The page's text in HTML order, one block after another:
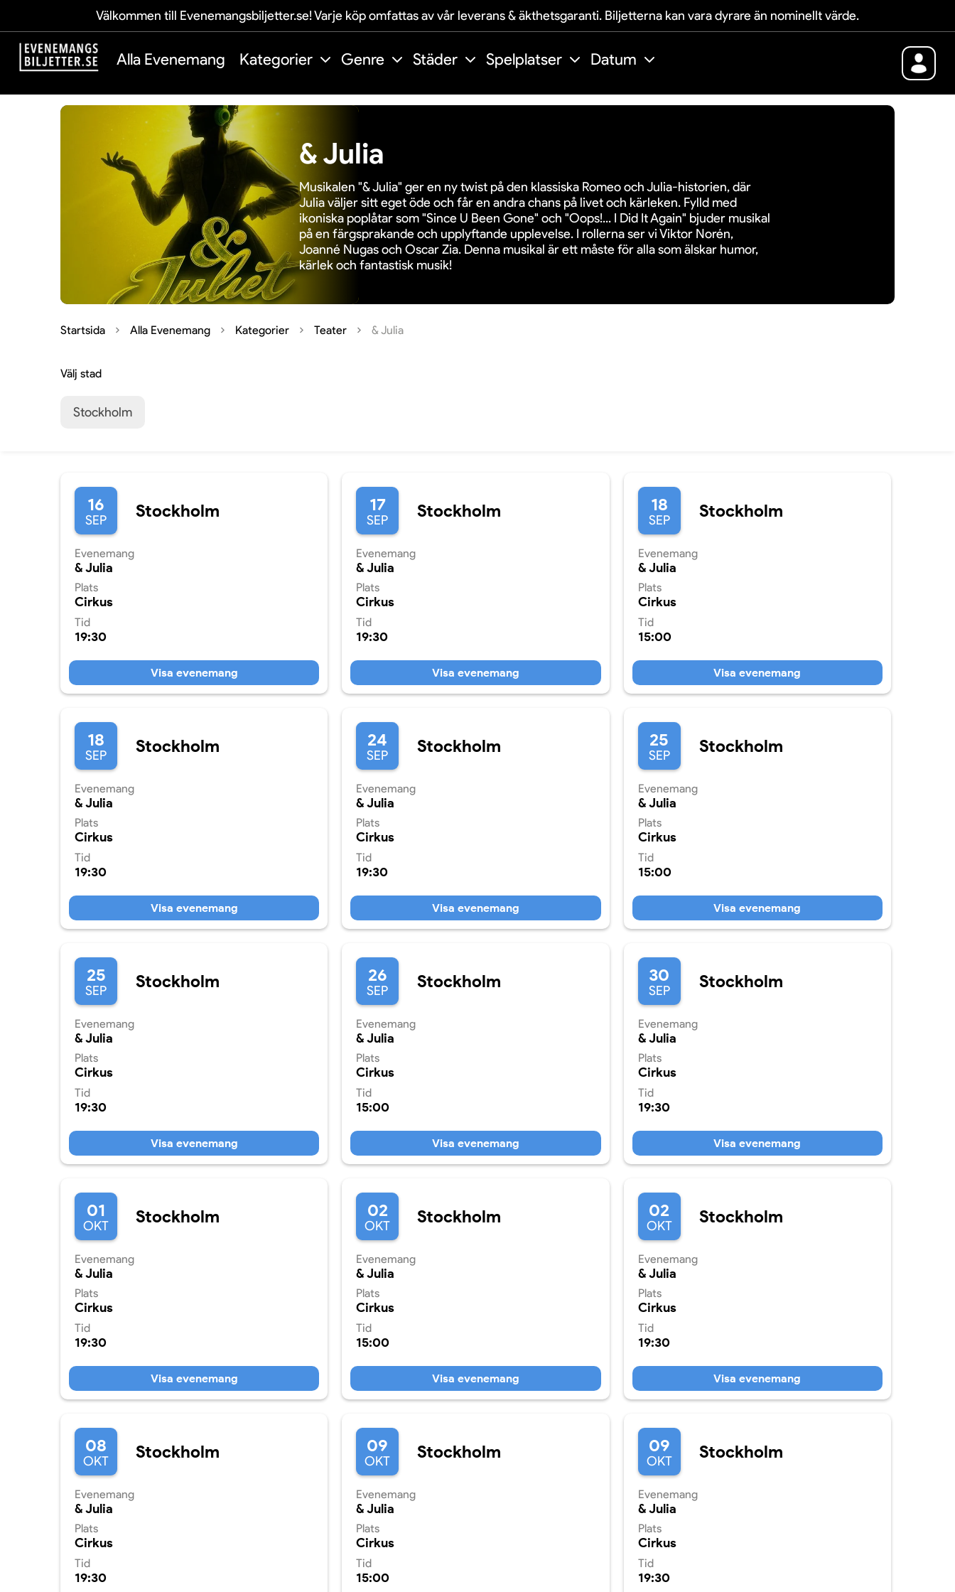
Välkommen till Evenemangsbiljetter.se! Varje köp omfattas av vår leverans & äkthetsgaranti. Biljetterna kan vara dyrare än nominellt värde.
Alla Evenemang Kategorier Genre Städer Spelplatser Datum
& Julia
Musikalen "& Julia" ger en ny twist på den klassiska Romeo och Julia-historien, där
Julia väljer sitt eget öde och får en andra chans på livet och kärleken. Fylld med
ikoniska poplåtar som "Since U Been Gone" och "Oops!... I Did It Again" bjuder musikal
på en färgsprakande och upplyftande upplevelse. I rollerna ser vi Viktor Norén,
Joanné Nugas och Oscar Zia. Denna musikal är ett måste för alla som älskar humor,
kärlek och fantastisk musik!
Startsida Alla Evenemang Kategorier Teater & Julia
Välj stad
Stockholm
16
SEP Stockholm
Plats
Cirkus
Evenemang
& Julia
Tid
19:30
Visa evenemang
17
SEP Stockholm
Plats
Cirkus
Evenemang
& Julia
Tid
19:30
Visa evenemang
18
SEP Stockholm
Plats
Cirkus
Evenemang
& Julia
Tid
15:00
Visa evenemang
18
SEP Stockholm
Plats
Cirkus
Evenemang
& Julia
Tid
19:30
Visa evenemang
24
SEP Stockholm
Plats
Cirkus
Evenemang
& Julia
Tid
19:30
Visa evenemang
25
SEP Stockholm
Plats
Cirkus
Evenemang
& Julia
Tid
15:00
Visa evenemang
25
SEP Stockholm
Plats
Cirkus
Evenemang
& Julia
Tid
19:30
Visa evenemang
26
SEP Stockholm
Plats
Cirkus
Evenemang
& Julia
Tid
15:00
Visa evenemang
30
SEP Stockholm
Plats
Cirkus
Evenemang
& Julia
Tid
19:30
Visa evenemang
01
OKT Stockholm
Plats
Cirkus
Evenemang
& Julia
Tid
19:30
Visa evenemang
02
OKT Stockholm
Plats
Cirkus
Evenemang
& Julia
Tid
15:00
Visa evenemang
02
OKT Stockholm
Plats
Cirkus
Evenemang
& Julia
Tid
19:30
Visa evenemang
08
OKT Stockholm
Plats
Cirkus
Evenemang
& Julia
Tid
19:30
09
OKT Stockholm
Plats
Cirkus
Evenemang
& Julia
Tid
15:00
09
OKT Stockholm
Plats
Cirkus
Evenemang
& Julia
Tid
19:30